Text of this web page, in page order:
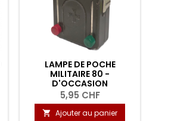
LAMPE DE POCHE
MILITAIRE 80 -
D'OCCASION
5,95 CHF
 Ajouter au panier